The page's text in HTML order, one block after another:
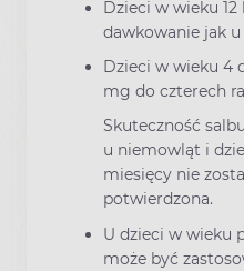
Dzieci w wieku
dawkowanie jak u
Dzieci w wieku 4
mg do czterech
Skuteczność
u niemowląt i
miesięcy nie
potwierdzona.
U dzieci w wieku
może być